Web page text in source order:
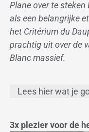
Plane over te
als een belangrijke
het Critérium du
prachtig uit over de
Blanc massief.
Lees hier wat je
3x plezier voor de